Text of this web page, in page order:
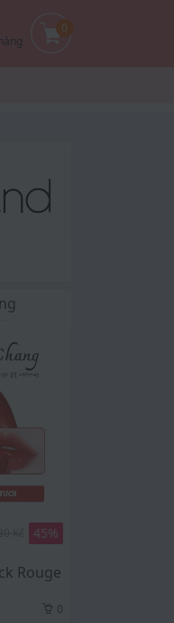
0
45%
Rouge Glow Bokki
0